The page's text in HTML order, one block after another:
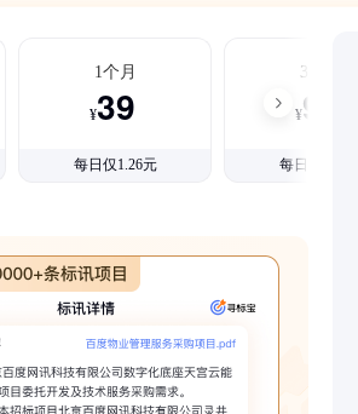
1个月
¥39
每日仅1.26元
3个月
¥99
每日仅1.08元